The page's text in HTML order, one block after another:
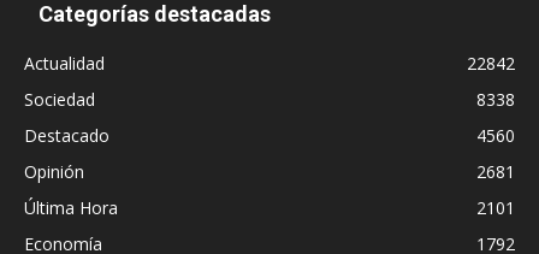
Categorías destacadas
Actualidad
22842
Sociedad
8338
Destacado
4560
Opinión
2681
Última Hora
2101
Economía
1792